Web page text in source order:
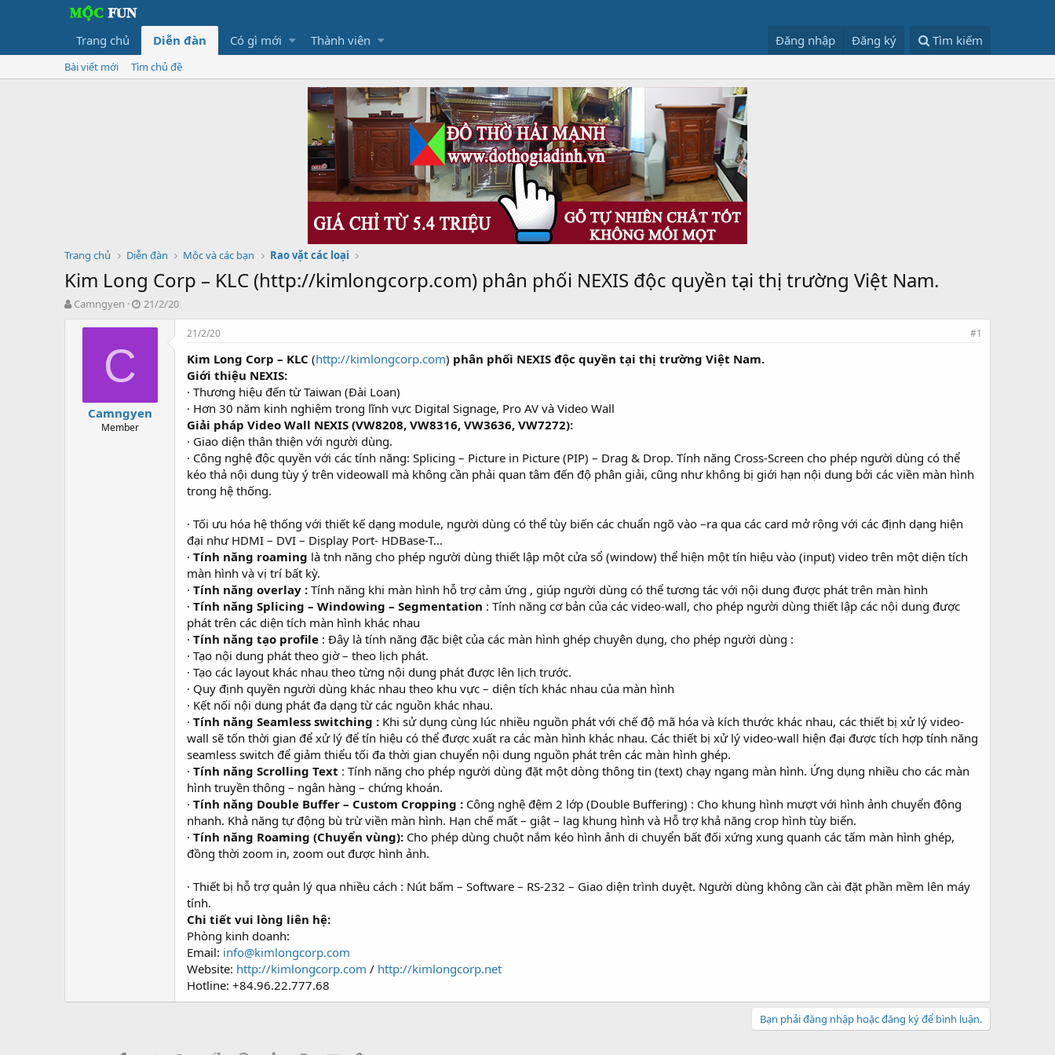
Trang chủ Diễn đàn Có gì mới Thành viên Đăng nhập Đăng ký Tìm kiếm
Bài viết mới Tìm chủ đề
Trang chủ Diễn đàn Mộc và các bạn Rao vặt các loại
Kim Long Corp – KLC (http://kimlongcorp.com) phân phối NEXIS độc quyền tại thị trường Việt Nam.
T
Camngyen
N
à
21/2/20
C
Camngyen
Member
21/2/20 #1
Kim Long Corp – KLC (http://kimlongcorp.com) phân phối NEXIS độc quyền tại thị trường Việt Nam.
Giới thiệu NEXIS:
· Thương hiệu đến từ Taiwan (Đài Loan)
· Hơn 30 năm kinh nghiệm trong lĩnh vực Digital Signage, Pro AV và Video Wall
Giải pháp Video Wall NEXIS (VW8208, VW8316, VW3636, VW7272):
· Giao diện thân thiện với người dùng.
· Công nghệ độc quyền với các tính năng: Splicing – Picture in Picture (PIP) – Drag & Drop. Tính năng Cross-Screen cho phép người dùng có thể
kéo thả nội dung tùy ý trên videowall mà không cần phải quan tâm đến độ phân giải, cũng như không bị giới hạn nội dung bởi các viền màn hình
trong hệ thống.
· Tối ưu hóa hệ thống với thiết kế dạng module, người dùng có thể tùy biến các chuẩn ngõ vào –ra qua các card mở rộng với các định dạng hiện
đại như HDMI – DVI – Display Port- HDBase-T…
· Tính năng roaming là tnh năng cho phép người dùng thiết lập một cửa sổ (window) thể hiện một tín hiệu vào (input) video trên một diện tích
màn hình và vị trí bất kỳ.
· Tính năng overlay : Tính năng khi màn hình hỗ trợ cảm ứng , giúp người dùng có thể tương tác với nội dung được phát trên màn hình
· Tính năng Splicing – Windowing – Segmentation : Tính năng cơ bản của các video-wall, cho phép người dùng thiết lập các nội dung được
phát trên các diện tích màn hình khác nhau
· Tính năng tạo profile : Đây là tính năng đặc biệt của các màn hình ghép chuyên dụng, cho phép người dùng :
· Tạo nội dung phát theo giờ – theo lịch phát.
· Tạo các layout khác nhau theo từng nội dung phát được lên lịch trước.
· Quy định quyền người dùng khác nhau theo khu vực – diện tích khác nhau của màn hình
· Kết nối nội dung phát đa dạng từ các nguồn khác nhau.
· Tính năng Seamless switching : Khi sử dụng cùng lúc nhiều nguồn phát với chế độ mã hóa và kích thước khác nhau, các thiết bị xử lý video-
wall sẽ tốn thời gian để xử lý để tín hiệu có thể được xuất ra các màn hình khác nhau. Các thiết bị xử lý video-wall hiện đại được tích hợp tính năng
seamless switch để giảm thiểu tối đa thời gian chuyển nội dung nguồn phát trên các màn hình ghép.
· Tính năng Scrolling Text : Tính năng cho phép người dùng đặt một dòng thông tin (text) chạy ngang màn hình. Ứng dụng nhiều cho các màn
hình truyền thông – ngân hàng – chứng khoán.
· Tính năng Double Buffer – Custom Cropping : Công nghệ đệm 2 lớp (Double Buffering) : Cho khung hình mượt với hình ảnh chuyển động
nhanh. Khả năng tự động bù trừ viền màn hình. Hạn chế mất – giật – lag khung hình và Hỗ trợ khả năng crop hình tùy biến.
· Tính năng Roaming (Chuyển vùng): Cho phép dùng chuột nắm kéo hình ảnh di chuyển bất đối xứng xung quanh các tấm màn hình ghép,
đồng thời zoom in, zoom out được hình ảnh.
· Thiết bị hỗ trợ quản lý qua nhiều cách : Nút bấm – Software – RS-232 – Giao diện trình duyệt. Người dùng không cần cài đặt phần mềm lên máy
tính.
Chi tiết vui lòng liên hệ:
Phòng kinh doanh:
Email: info@kimlongcorp.com
Website: http://kimlongcorp.com / http://kimlongcorp.net
Hotline: +84.96.22.777.68
Bạn phải đăng nhập hoặc đăng ký để bình luận.